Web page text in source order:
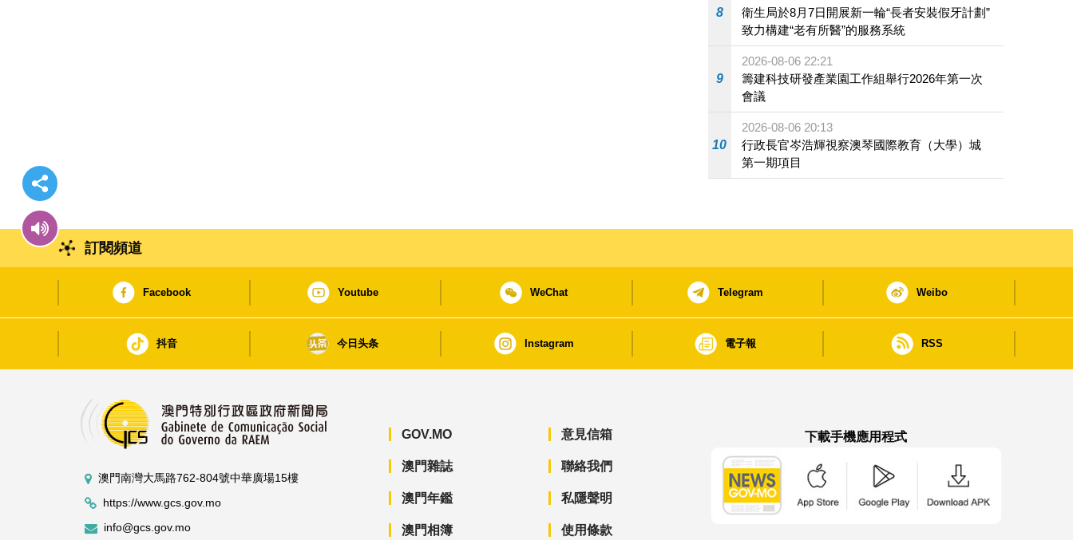
8
衛生局於8月7日開展新一輪“長者安裝假牙計劃”
致力構建“老有所醫”的服務系統
9
2026-08-06 22:21
籌建科技研發產業園工作組舉行2026年第一次
會議
10
2026-08-06 20:13
行政長官岑浩輝視察澳琴國際教育（大學）城
第一期項目
訂閱頻道
Facebook Youtube WeChat Telegram Weibo
抖音 今日头条 Instagram 電子報 RSS
澳門南灣大馬路762-804號中華廣場15樓
https://www.gcs.gov.mo
info@gcs.gov.mo
GOV.MO
澳門雜誌
澳門年鑑
澳門相簿
意見信箱
聯絡我們
私隱聲明
使用條款
下載手機應用程式